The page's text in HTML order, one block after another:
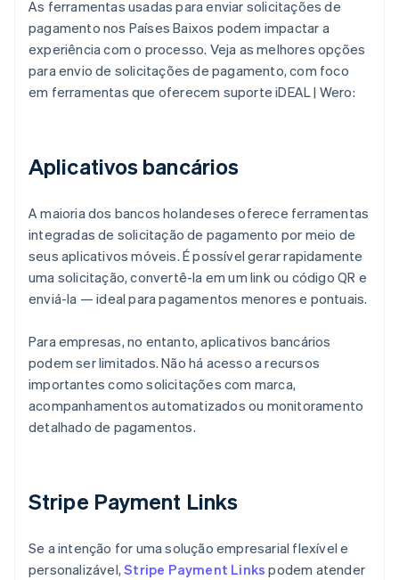
As ferramentas usadas para enviar solicitações de
pagamento nos Países Baixos podem impactar a
experiência com o processo. Veja as melhores opções
para envio de solicitações de pagamento, com foco
em ferramentas que oferecem suporte iDEAL | Wero:
Aplicativos bancários
A maioria dos bancos holandeses oferece ferramentas
integradas de solicitação de pagamento por meio de
seus aplicativos móveis. É possível gerar rapidamente
uma solicitação, convertê-la em um link ou código QR e
enviá-la — ideal para pagamentos menores e pontuais.
Para empresas, no entanto, aplicativos bancários
podem ser limitados. Não há acesso a recursos
importantes como solicitações com marca,
acompanhamentos automatizados ou monitoramento
detalhado de pagamentos.
Stripe Payment Links
Se a intenção for uma solução empresarial flexível e
personalizável,Stripe Payment Links podem atender